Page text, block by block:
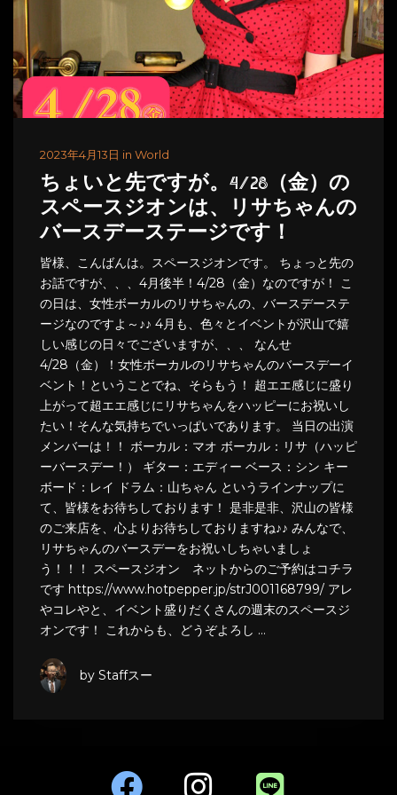
2023年4月13日 in World
ちょいと先ですが。4/28（金）の
スペースジオンは、リサちゃんの
バースデーステージです！
皆様、こんばんは。スペースジオンです。 ちょっと先の
お話ですが、、、4月後半！4/28（金）なのですが！ こ
の日は、女性ボーカルのリサちゃんの、バースデーステ
ージなのですよ～♪♪ 4月も、色々とイベントが沢山で嬉
しい感じの日々でございますが、、、 なんせ
4/28（金）！女性ボーカルのリサちゃんのバースデーイ
ベント！ということでね、そらもう！ 超エエ感じに盛り
上がって超エエ感じにリサちゃんをハッピーにお祝いし
たい！そんな気持ちでいっぱいであります。 当日の出演
メンバーは！！ ボーカル：マオ ボーカル：リサ（ハッピ
ーバースデー！） ギター：エディー ベース：シン キー
ボード：レイ ドラム：山ちゃん というラインナップに
て、皆様をお待ちしております！ 是非是非、沢山の皆様
のご来店を、心よりお待ちしておりますね♪♪ みんなで、
リサちゃんのバースデーをお祝いしちゃいましょ
う！！！ スペースジオン ネットからのご予約はコチラ
です https://www.hotpepper.jp/strJ001168799/ アレ
やコレやと、イベント盛りだくさんの週末のスペースジ
オンです！ これからも、どうぞよろし …
by Staffスー